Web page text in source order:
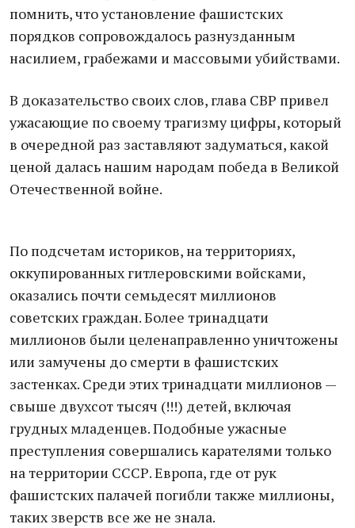
помнить, что установление фашистских
порядков сопровождалось разнузданным
насилием, грабежами и массовыми убийствами.
В доказательство своих слов, глава СВР привел
ужасающие по своему трагизму цифры, который
в очередной раз заставляют задуматься, какой
ценой далась нашим народам победа в Великой
Отечественной войне.
По подсчетам историков, на территориях,
оккупированных гитлеровскими войсками,
оказались почти семьдесят миллионов
советских граждан. Более тринадцати
миллионов были целенаправленно уничтожены
или замучены до смерти в фашистских
застенках. Среди этих тринадцати миллионов —
свыше двухсот тысяч (!!!) детей, включая
грудных младенцев. Подобные ужасные
преступления совершались карателями только
на территории СССР. Европа, где от рук
фашистских палачей погибли также миллионы,
таких зверств все же не знала.